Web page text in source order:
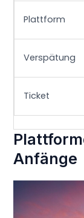
Plattform
Verspätung
Ticket
Anfänge